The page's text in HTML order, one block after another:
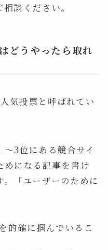
相談ください。
どうやったら取れ
気投票と呼ばれてい
3位にある競合サイ
めになる記事を書け
「ユーザーのために
的確に掴んでいるこ